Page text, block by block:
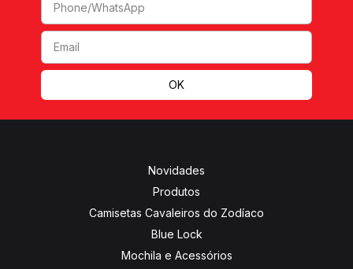
Novidades
Produtos
Camisetas Cavaleiros do Zodíaco
Blue Lock
Mochila e Acessórios